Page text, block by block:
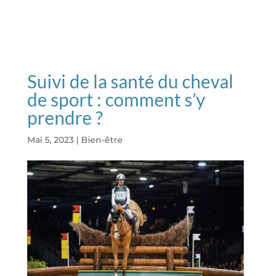
Suivi de la santé du cheval
de sport : comment s’y
prendre ?
Mai 5, 2023| Bien-être